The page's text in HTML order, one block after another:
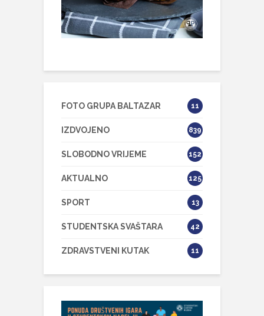
FOTO GRUPA BALTAZAR 11
IZDVOJENO 839
SLOBODNO VRIJEME 152
AKTUALNO 125
SPORT 13
STUDENTSKA SVAŠTARA 42
ZDRAVSTVENI KUTAK 11